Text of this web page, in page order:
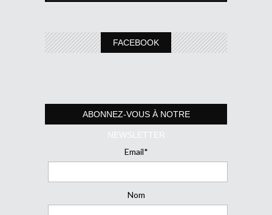
FACEBOOK
ABONNEZ-VOUS À NOTRE
NEWSLETTER
Email*
Nom